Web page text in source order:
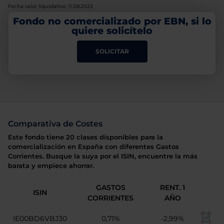
Fecha valor liquidativo: 11.08.2023
Fondo no comercializado por EBN, si lo
quiere solicítelo
SOLICITAR
Comparativa de Costes
Este fondo tiene 20 clases disponibles para la
comercialización en España con diferentes Gastos
Corrientes. Busque la suya por el ISIN, encuentre la más
barata y empiece ahorrar.
ISIN
GASTOS
CORRIENTES
RENT. 1
AÑO
IE00BD6VBJ30 0,71% -2,99%